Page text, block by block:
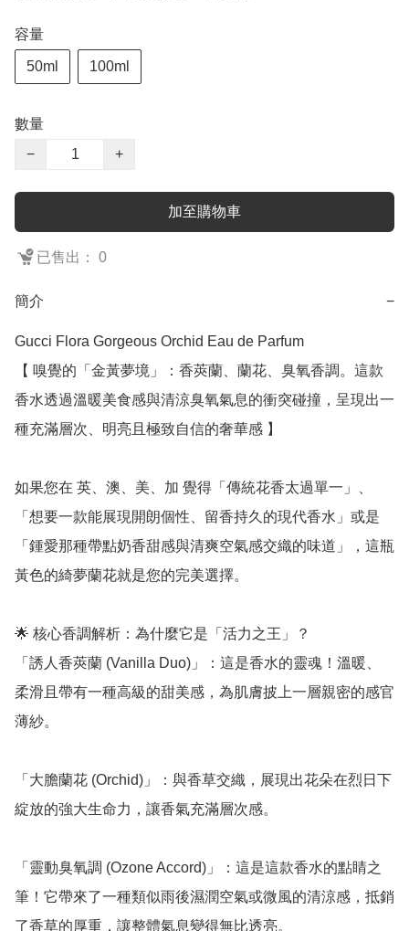
容量
50ml 100ml
數量
−
+
加至購物車
已售出： 0
簡介 −
Gucci Flora Gorgeous Orchid Eau de Parfum
【 嗅覺的「金黃夢境」：香莢蘭、蘭花、臭氧香調。這款
香水透過溫暖美食感與清涼臭氧氣息的衝突碰撞，呈現出一
種充滿層次、明亮且極致自信的奢華感 】
如果您在 英、澳、美、加 覺得「傳統花香太過單一」、
「想要一款能展現開朗個性、留香持久的現代香水」或是
「鍾愛那種帶點奶香甜感與清爽空氣感交織的味道」，這瓶
黃色的綺夢蘭花就是您的完美選擇。
🌟 核心香調解析：為什麼它是「活力之王」？
「誘人香莢蘭 (Vanilla Duo)」：這是香水的靈魂！溫暖、
柔滑且帶有一種高級的甜美感，為肌膚披上一層親密的感官
薄紗。
「大膽蘭花 (Orchid)」：與香草交織，展現出花朵在烈日下
綻放的強大生命力，讓香氣充滿層次感。
「靈動臭氧調 (Ozone Accord)」：這是這款香水的點睛之
筆！它帶來了一種類似雨後濕潤空氣或微風的清涼感，抵銷
了香草的厚重，讓整體氣息變得無比透亮。